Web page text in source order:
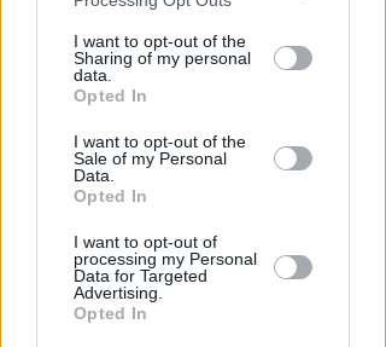
disclosure of your personal information
by third parties on the IAB’s list of
downstream participants.
by us to third parties on the IAB’s List of
Downstream Participants that may
further disclose it to other third parties.
I want to opt-out of the
Sharing of my personal
data.
Opted In
I want to opt-out of the
Sale of my Personal
Data.
Opted In
I want to opt-out of
processing my Personal
Data for Targeted
Advertising.
Opted In
Scatta il torneo nazionale Open
femminile del Tennis Club
Viserba
Icaro Sport